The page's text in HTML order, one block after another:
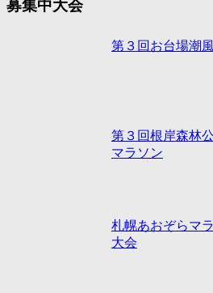
募集中大会
第３回お台場潮
第３回根岸森林
マラソン
札幌あおぞらマ
大会